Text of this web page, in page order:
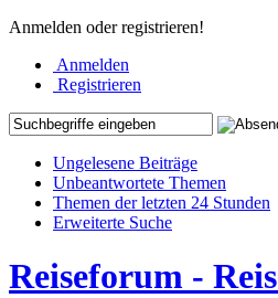
Anmelden oder registrieren!
Anmelden
Registrieren
Ungelesene Beiträge
Unbeantwortete Themen
Themen der letzten 24 Stunden
Erweiterte Suche
Reiseforum -